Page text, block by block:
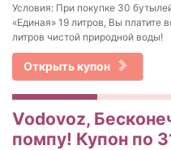
Условия: При покупке 30
«Единая» 19 литров, Вы платите
литров чистой природной воды!
Открыть купон
Vodovoz,
помпу! Купон по